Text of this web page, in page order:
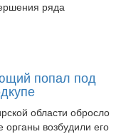
области обросло
возбудили его
По версии
ему две